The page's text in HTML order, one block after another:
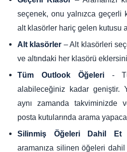
seçenek, onu yalnızca geçerli
alt klasörler hariç gelen kutusu
Alt klasörler – Alt klasörleri
ve altındaki her klasörü
Tüm Outlook Öğeleri-
alabileceğiniz kadar geniştir.
aynı zamanda takviminizde
posta kutularında arama
Silinmiş Öğeleri Dahil Et-
aramanıza silinen öğeleri